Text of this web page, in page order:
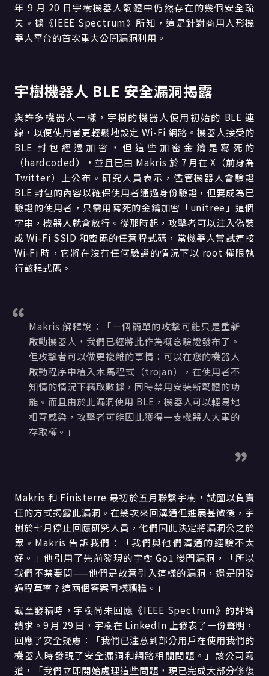
年 9 月 20 日宇樹機器人韌體中仍然存在的幾個安全疏
失。據《IEEE Spectrum》所知，這是針對商用人形機
器人平台的首次重大公開漏洞利用。
宇樹機器人 BLE 安全漏洞揭露
與許多機器人一樣，宇樹的機器人使用初始的 BLE 連
線，以便使用者更輕鬆地設定 Wi-Fi 網路。機器人接受的
BLE 封包經過加密，但這些加密金鑰是寫死的
（hardcoded），並且已由 Makris 於 7 月在 X（前身為
Twitter）上公布。研究人員表示，儘管機器人會驗證
BLE 封包的內容以確保使用者通過身份驗證，但要成為已
驗證的使用者，只需用寫死的金鑰加密「unitree」這個
字串，機器人就會放行。從那時起，攻擊者可以注入偽裝
成 Wi-Fi SSID 和密碼的任意程式碼，當機器人嘗試連接
Wi-Fi 時，它將在沒有任何驗證的情況下以 root 權限執
行該程式碼。
Makris 解釋說：「一個簡單的攻擊可能只是重新
啟動機器人，我們已經將此作為概念驗證發布了。
但攻擊者可以做更複雜的事情：可以在您的機器人
啟動程序中植入木馬程式（trojan），在使用者不
知情的情況下竊取數據，同時禁用安裝新韌體的功
能。而且由於此漏洞使用 BLE，機器人可以輕易地
相互感染，攻擊者可能因此獲得一支機器人大軍的
存取權。」
Makris 和 Finisterre 最初於五月聯繫宇樹，試圖以負責
任的方式揭露此漏洞。在幾次來回溝通但進展甚微後，宇
樹於七月停止回應研究人員，他們因此決定將漏洞公之於
眾。Makris 告訴我們：「我們與他們溝通的經驗不太
好。」他引用了先前發現的宇樹 Go1 後門漏洞，「所以
我們不禁要問——他們是故意引入這樣的漏洞，還是開發
過程草率？這兩個答案同樣糟糕。」
截至發稿時，宇樹尚未回應《IEEE Spectrum》的評論
請求。9 月 29 日，宇樹在 LinkedIn 上發表了一份聲明，
回應了安全疑慮：「我們已注意到部分用戶在使用我們的
機器人時發現了安全漏洞和網路相關問題。」該公司寫
道，「我們立即開始處理這些問題，現已完成大部分修復